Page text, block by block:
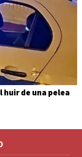
huir de una pelea